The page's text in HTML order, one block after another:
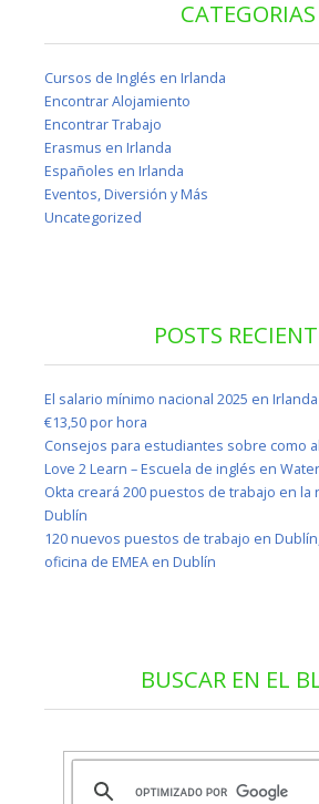
CATEGORIAS
Cursos de Inglés en Irlanda
Encontrar Alojamiento
Encontrar Trabajo
Erasmus en Irlanda
Españoles en Irlanda
Eventos, Diversión y Más
Uncategorized
POSTS
El salario mínimo nacional 2025 en
€13,50 por hora
Consejos para estudiantes sobre como
Love 2 Learn – Escuela de inglés en
Okta creará 200 puestos de trabajo en la
Dublín
120 nuevos puestos de trabajo en
oficina de EMEA en Dublín
BUSCAR EN EL